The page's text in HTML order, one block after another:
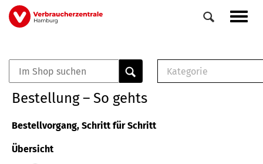
Direkt
zum
Veranstaltungen
0
Elemente
Kategorie
Bestellung – So gehts
Bestellvorgang, Schritt für Schritt
Übersicht